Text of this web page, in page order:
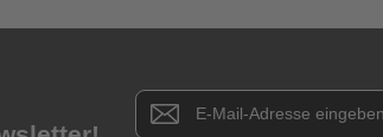
Newsletter E-Mail Adresse